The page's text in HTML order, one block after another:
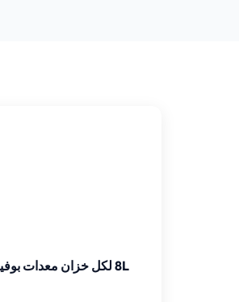
8L لكل خزان معدات بوفيه تقديم الطعام بالثلج - موزع مشروبات بارد من الفولاذ المقاوم للصدأ